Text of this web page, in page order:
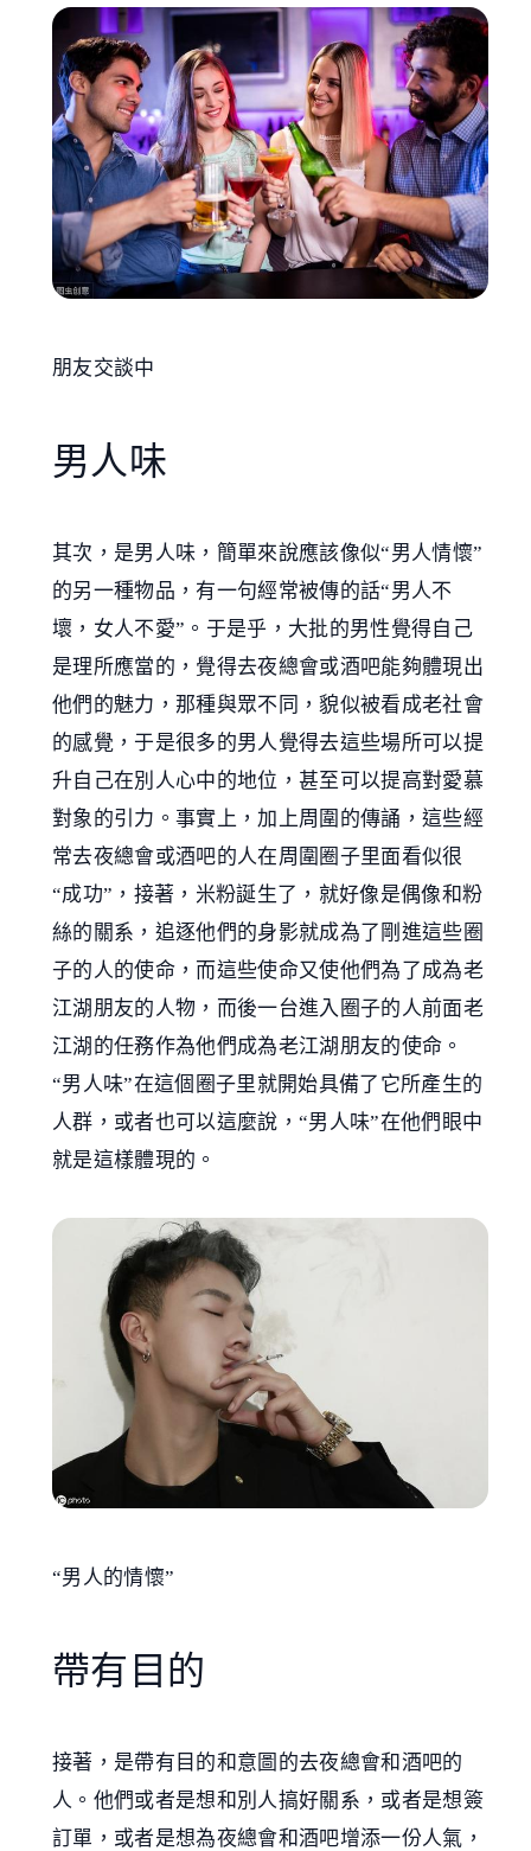
朋友交談中
男人味
其次，是男人味，簡單來說應該像似“男人情懷”
的另一種物品，有一句經常被傳的話“男人不
壞，女人不愛”。于是乎，大批的男性覺得自己
是理所應當的，覺得去夜總會或酒吧能夠體現出
他們的魅力，那種與眾不同，貌似被看成老社會
的感覺，于是很多的男人覺得去這些場所可以提
升自己在別人心中的地位，甚至可以提高對愛慕
對象的引力。事實上，加上周圍的傳誦，這些經
常去夜總會或酒吧的人在周圍圈子里面看似很
“成功”，接著，米粉誕生了，就好像是偶像和粉
絲的關系，追逐他們的身影就成為了剛進這些圈
子的人的使命，而這些使命又使他們為了成為老
江湖朋友的人物，而後一台進入圈子的人前面老
江湖的任務作為他們成為老江湖朋友的使命。
“男人味”在這個圈子里就開始具備了它所產生的
人群，或者也可以這麼說，“男人味”在他們眼中
就是這樣體現的。
“男人的情懷”
帶有目的
接著，是帶有目的和意圖的去夜總會和酒吧的
人。他們或者是想和別人搞好關系，或者是想簽
訂單，或者是想為夜總會和酒吧增添一份人氣，